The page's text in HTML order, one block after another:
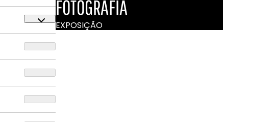
FOTOGRAFIA
EXPOSIÇÃO